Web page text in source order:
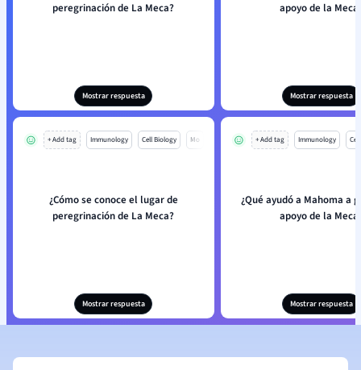
peregrinación de La Meca?
Mostrar respuesta
apoyo de la
Mostrar respuesta
+ Add tag Immunology Cell Biology Mo
¿Cómo se conoce el lugar de
peregrinación de La Meca?
Mostrar respuesta
+ Add tag Immunology
¿Qué ayudó a Mahoma a
apoyo de la
Mostrar respuesta